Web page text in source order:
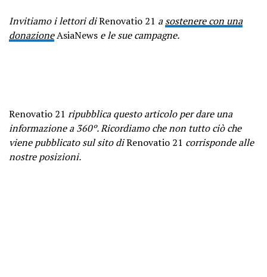
Invitiamo i lettori diRenovatio 21 asostenere con una
donazioneAsiaNews e le sue campagne.
Renovatio 21 ripubblica questo articolo per dare una
informazione a 360º. Ricordiamo che non tutto ciò che
viene pubblicato sul sito diRenovatio 21 corrisponde alle
nostre posizioni.